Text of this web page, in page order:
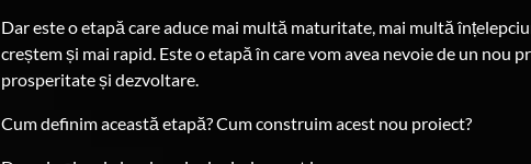
Dar este o etapă care aduce mai multă maturitate, mai multă
creștem și mai rapid. Este o etapă în care vom avea nevoie de un nou
prosperitate și dezvoltare.
Cum definim această etapă? Cum construim acest nou proiect?